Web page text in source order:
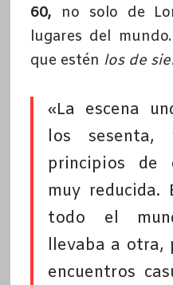
60, no solo de
lugares del
que estén los de
«La escena
los
principios de
muy reducida.
todo el
llevaba a otra,
encuentros